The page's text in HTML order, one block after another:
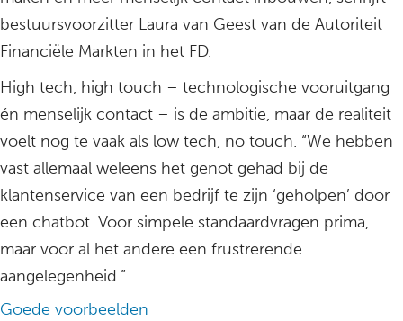
bestuursvoorzitter Laura van Geest van de Autoriteit
Financiële Markten in het FD.
High tech, high touch – technologische vooruitgang
én menselijk contact – is de ambitie, maar de realiteit
voelt nog te vaak als low tech, no touch. “We hebben
vast allemaal weleens het genot gehad bij de
klantenservice van een bedrijf te zijn ‘geholpen’ door
een chatbot. Voor simpele standaardvragen prima,
maar voor al het andere een frustrerende
aangelegenheid.”
Goede voorbeelden